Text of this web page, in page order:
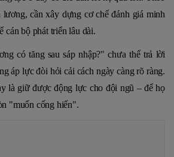
lương, cần xây dựng cơ chế đánh giá minh
cán bộ phát triển lâu dài.
có tăng sau sáp nhập?" chưa thể trả lời
áp lực đòi hỏi cải cách ngày càng rõ ràng.
là giữ được động lực cho đội ngũ – để họ
"muốn cống hiến".